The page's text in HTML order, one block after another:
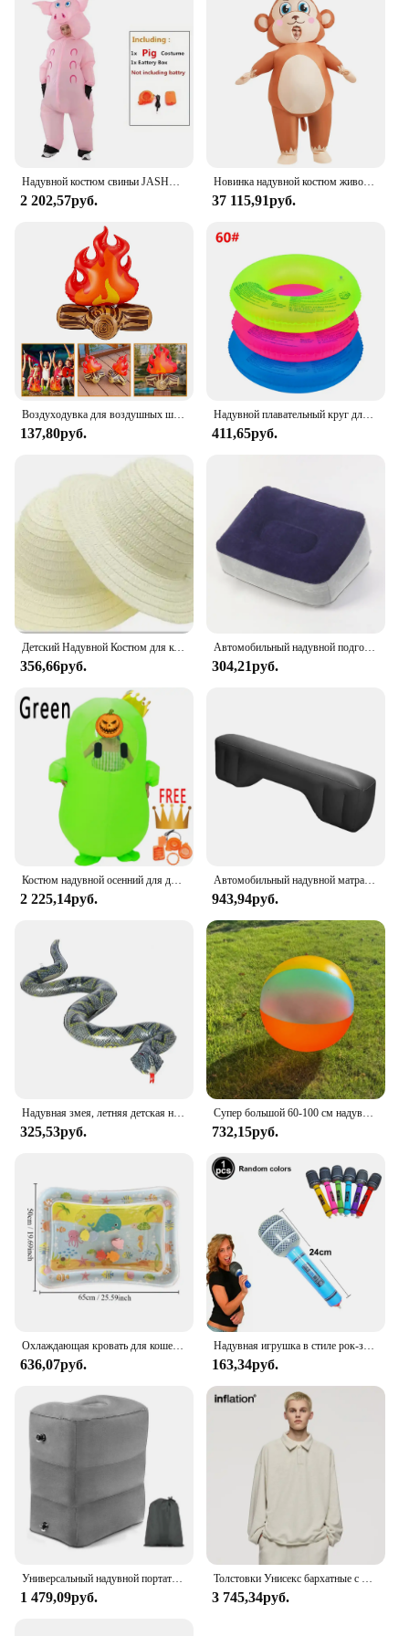
perfect for busy families. The mat's size and shape
are specifically designed to provide a comfortable
surface for tummy time, supporting your baby's
head and neck while they explore their
surroundings. With its wholesale and vendor
options, this mat is an ideal choice for retailers
looking to stock high-quality, engaging baby
products.
Надувной костюм свиньи JASHKE, Супергерой, костюмы на Хэллоуин для взрослых
2 202,57руб.
Новинка надувной костюм животного обезьяны Аниме Косплей Пурим Рождество Хэллоуин Вечеринка костюм для взрослых
37 115,91руб.
Воздуходувка для воздушных шаров, надувное пламя, модель, украшение для двора, реквизит, ПВХ, костер, кемпинг, вечеринка, ребенок, воздух для малышей, уличные игрушки, костра
137,80руб.
Надувной плавательный круг для детей и взрослых, ФЛУОРЕСЦЕНТНОЕ спасательное кольцо, портативный плавательный надувной поплавок
411,65руб.
Детский Надувной Костюм для косплея динозавров на день Хэллоуина
356,66руб.
Автомобильный надувной подголовник для поясницы, воздушные матовые, высокоскоростной, для путешествий на дальнем расстоянии, подходит для детского подголовника для сна
304,21руб.
Костюм надувной осенний для девочек, женщин, мужчин, детей и взрослых
2 225,14руб.
Автомобильный надувной матрас для путешествий, аксессуары для заднего сиденья автомобиля, коврик для зазора стопы, черная подкладка для зазора пирса
943,94руб.
325,53руб.
Супер большой 60-100 см надувной мяч из ПВХ для детей, воздушный пляжный мяч, бассейн, открытый гигантский рулонный мяч, игрушка, спортивная водная игра
732,15руб.
636,07руб.
Надувная игрушка в стиле рок-звезда, надувная гитара, саксофон, надувной микрофон, мобильный телефон для 80-х, 90-х, тематический декор для дня рождения
163,34руб.
1 479,09руб. 3 745,34руб.